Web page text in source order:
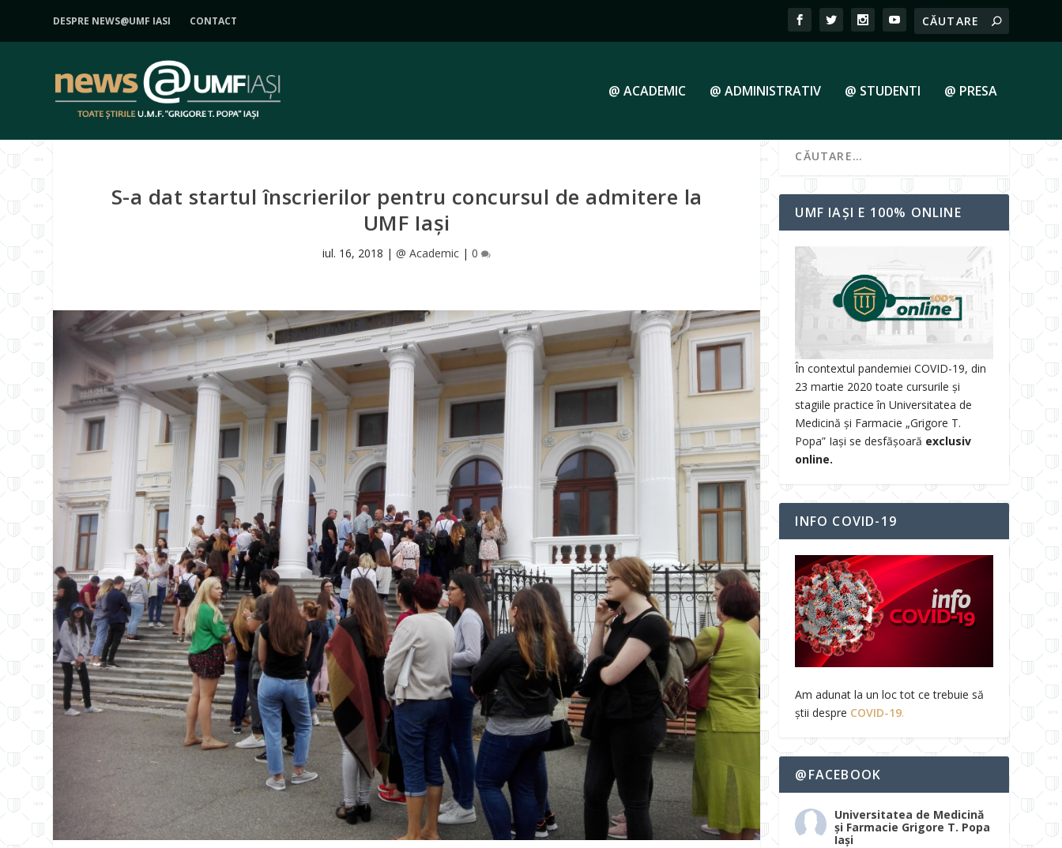
DESPRE NEWS@UMF IASI CONTACT
@ ACADEMIC @ ADMINISTRATIV @ STUDENTI @ PRESA
S-a dat startul înscrierilor pentru concursul de admitere la
UMF Iași
iul. 16, 2018 |@ Academic |0
UMF IAȘI E 100% ONLINE
În contextul pandemiei COVID-19, din
23 martie 2020 toate cursurile și
stagiile practice în Universitatea de
Medicină și Farmacie „Grigore T.
Popa” Iași se desfășoară exclusiv
online.
INFO COVID-19
Am adunat la un loc tot ce trebuie să
știi despre COVID-19.
@FACEBOOK
Universitatea de Medicină
și Farmacie Grigore T. Popa
Iași